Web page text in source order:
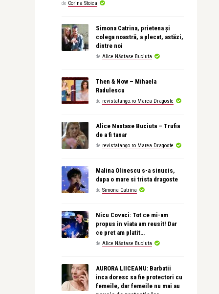
de Corina Stoica
Simona Catrina, prietena și
colega noastră, a plecat, astăzi,
dintre noi
de Alice Năstase Buciuta
Then & Now – Mihaela
Radulescu
de revistatango.ro Marea Dragoste
Alice Nastase Buciuta – Trufia
de a fi tanar
de revistatango.ro Marea Dragoste
Malina Olinescu s-a sinucis,
dupa o mare si trista dragoste
de Simona Catrina
Nicu Covaci: Tot ce mi-am
propus in viata am reusit! Dar
ce pret am platit…
de Alice Năstase Buciuta
AURORA LIICEANU: Barbatii
inca doresc sa fie protectori cu
femeile, dar femeile nu mai au